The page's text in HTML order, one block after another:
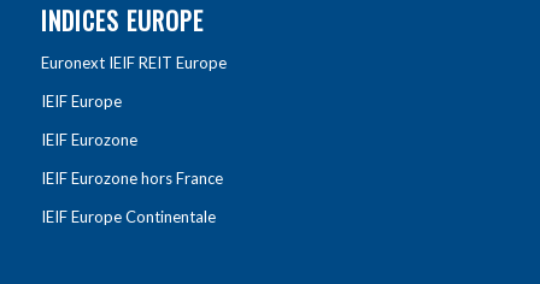
INDICES EUROPE
Euronext IEIF REIT Europe
IEIF Europe
IEIF Eurozone
IEIF Eurozone hors France
IEIF Europe Continentale